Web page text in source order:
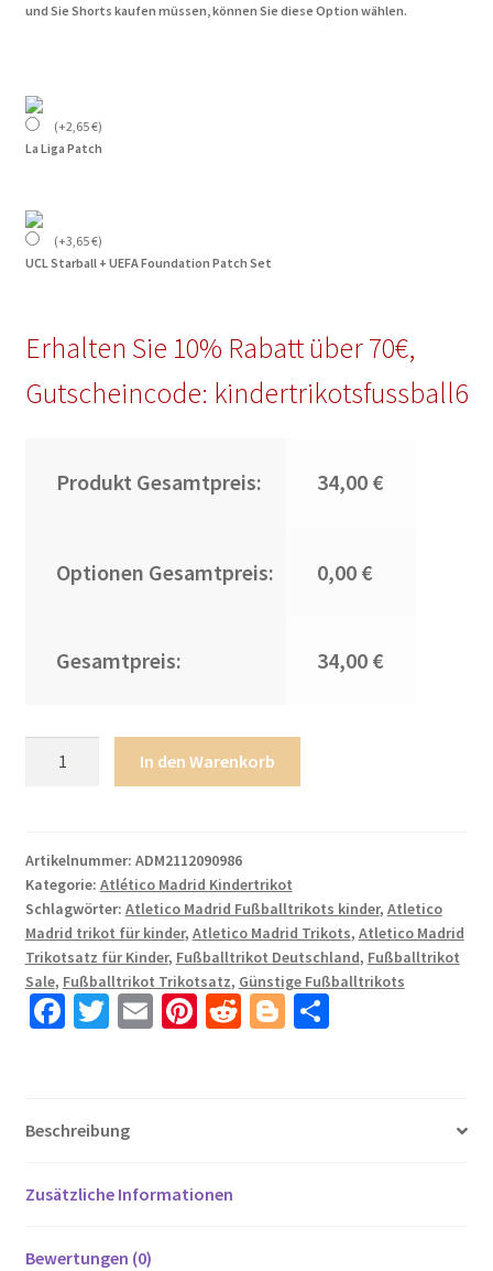
und Sie Shorts kaufen müssen, können Sie diese Option wählen.
(+2,65€)
La Liga Patch
(+3,65€)
UCL Starball + UEFA Foundation Patch Set
Erhalten Sie 10% Rabatt über 70€,
Gutscheincode: kindertrikotsfussball6
Produkt Gesamtpreis: 34,00 €
Optionen Gesamtpreis: 0,00 €
Gesamtpreis: 34,00 €
Heimtrikot
2024-
25
für
Kinder
Menge
In den Warenkorb
Artikelnummer: ADM2112090986
Kategorie: Atlético Madrid Kindertrikot
Schlagwörter: Atletico Madrid Fußballtrikots kinder, Atletico
Madrid trikot für kinder, Atletico Madrid Trikots, Atletico Madrid
Trikotsatz für Kinder, Fußballtrikot Deutschland, Fußballtrikot
Sale, Fußballtrikot Trikotsatz, Günstige Fußballtrikots
Fa
o
k
T
er
E Pi R Bl T
Beschreibung
Zusätzliche Informationen
Bewertungen (0)